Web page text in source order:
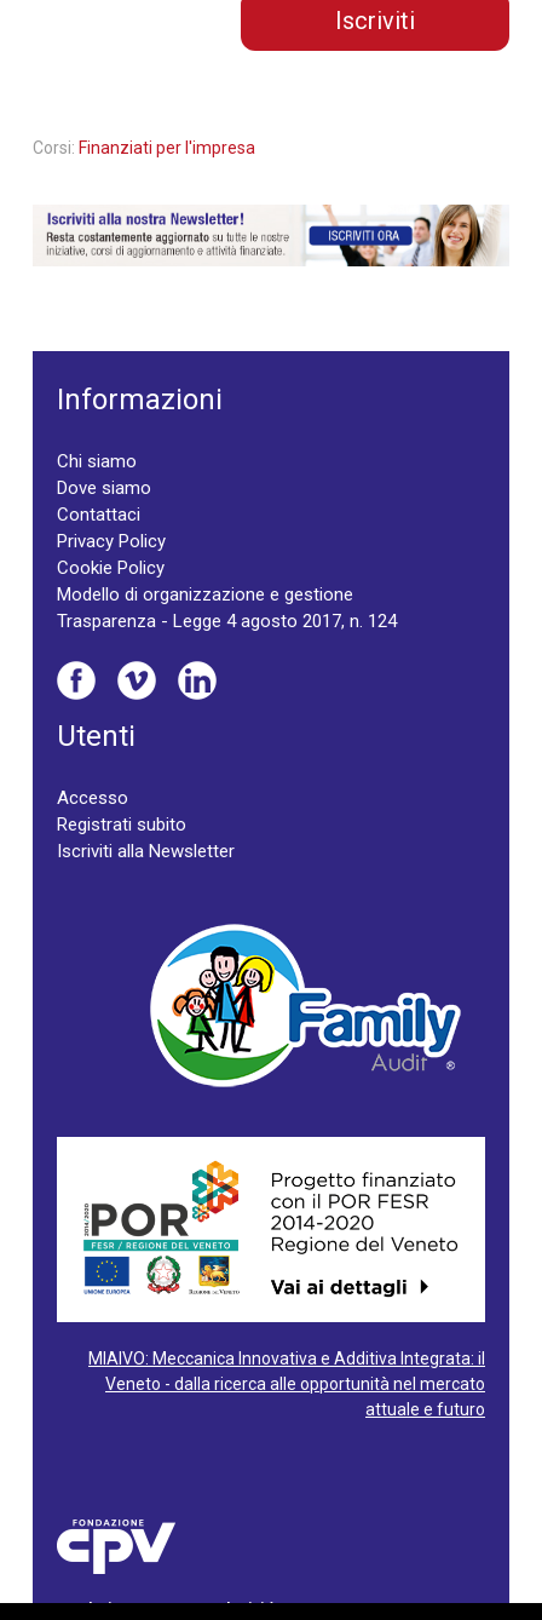
Iscriviti
Corsi: Finanziati per l'impresa
Informazioni
Chi siamo
Dove siamo
Contattaci
Privacy Policy
Cookie Policy
Modello di organizzazione e gestione
Trasparenza - Legge 4 agosto 2017, n. 124
Utenti
Accesso
Registrati subito
Iscriviti alla Newsletter
MIAIVO: Meccanica Innovativa e Additiva Integrata: il
Veneto - dalla ricerca alle opportunità nel mercato
attuale e futuro
Fondazione Centro Produttività Veneto